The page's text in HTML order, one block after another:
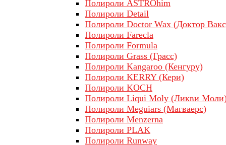
Полироли ASTROhim
Полироли Detail
Полироли Doctor Wax (Доктор
Полироли Farecla
Полироли Formula
Полироли Grass (Грасс)
Полироли Kangaroo (Кенгуру)
Полироли KERRY (Кери)
Полироли KOCH
Полироли Liqui Moly (Ликви
Полироли Meguiars (Магваерс)
Полироли Menzerna
Полироли PLAK
Полироли Runway